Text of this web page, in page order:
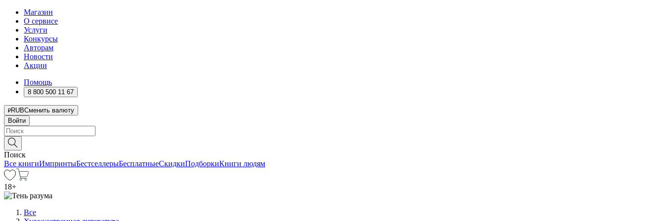
Магазин
О сервисе
Услуги
Конкурсы
Авторам
Новости
Акции
Помощь
8 800 500 11 67
RUBСменить валюту
Войти
Поиск
Все книгиИмпринтыБестселлерыБесплатныеСкидкиПодборкиКниги людям
18+
Все